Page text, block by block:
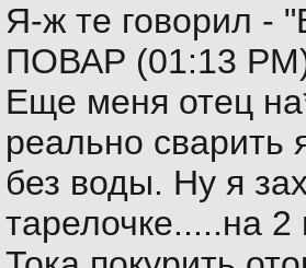
Я-ж те говорил -
ПОВАР (01:13
Еще меня отец
реально сварить
без воды. Ну я
тарелочке.....на